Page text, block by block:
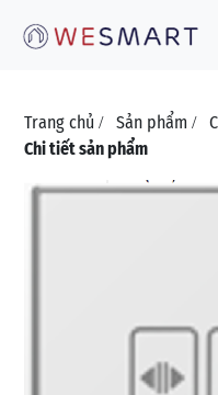
Trang chủ / Sản phẩm /
Chi tiết sản phẩm